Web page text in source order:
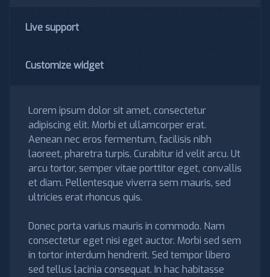
Live support
Customize widget
Lorem ipsum dolor sit amet, consectetur
adipiscing elit. Morbi et ullamcorper erat.
Aenean nec eros fermentum, facilisis nibh
laoreet, pharetra turpis. Curabitur id velit arcu. Ut
arcu tortor, semper vitae porttitor eget, convallis
et diam. Pellentesque viverra sem mauris, sed
ultricies erat rhoncus quis.
Donec porta varius mauris in commodo. Nam
consectetur eget nisi eget auctor. Morbi sed sem
in tortor interdum hendrerit. Sed tempor libero
sed tellus lacinia consequat. In hac habitasse